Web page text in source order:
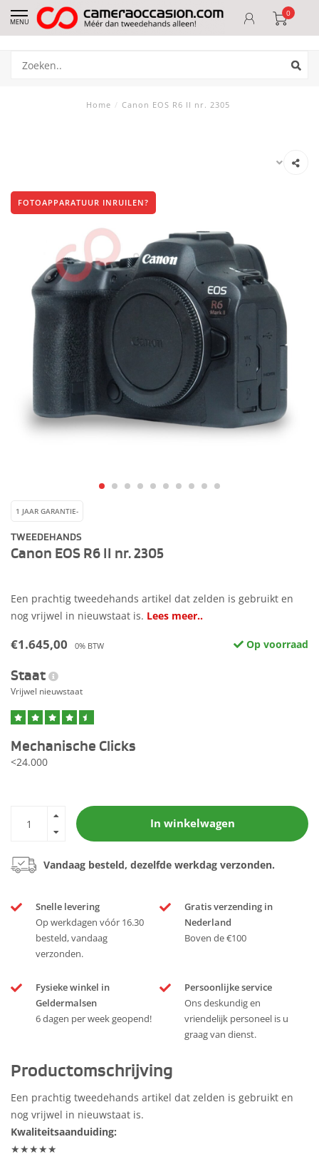
MENU
0
Home / Canon EOS R6 II nr. 2305
FOTOAPPARATUUR INRUILEN?
1 JAAR GARANTIE-
TWEEDEHANDS
Canon EOS R6 II nr. 2305
Een prachtig tweedehands artikel dat zelden is gebruikt en
nog vrijwel in nieuwstaat is. Lees meer..
€1.645,00 0% BTW Op voorraad
Staat
Vrijwel nieuwstaat
Mechanische Clicks
<24.000
In winkelwagen
Vandaag besteld, dezelfde werkdag verzonden.
Snelle levering
Op werkdagen vóór 16.30
besteld, vandaag
verzonden.
Gratis verzending in
Nederland
Boven de €100
Fysieke winkel in
Geldermalsen
6 dagen per week geopend!
Persoonlijke service
Ons deskundig en
vriendelijk personeel is u
graag van dienst.
Productomschrijving
Een prachtig tweedehands artikel dat zelden is gebruikt en
nog vrijwel in nieuwstaat is.
Kwaliteitsaanduiding:
★★★★★